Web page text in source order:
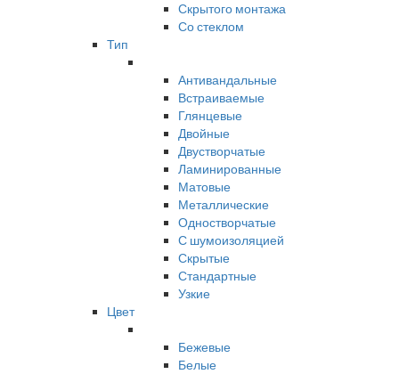
Скрытого монтажа
Со стеклом
Тип
Антивандальные
Встраиваемые
Глянцевые
Двойные
Двустворчатые
Ламинированные
Матовые
Металлические
Одностворчатые
С шумоизоляцией
Скрытые
Стандартные
Узкие
Цвет
Бежевые
Белые